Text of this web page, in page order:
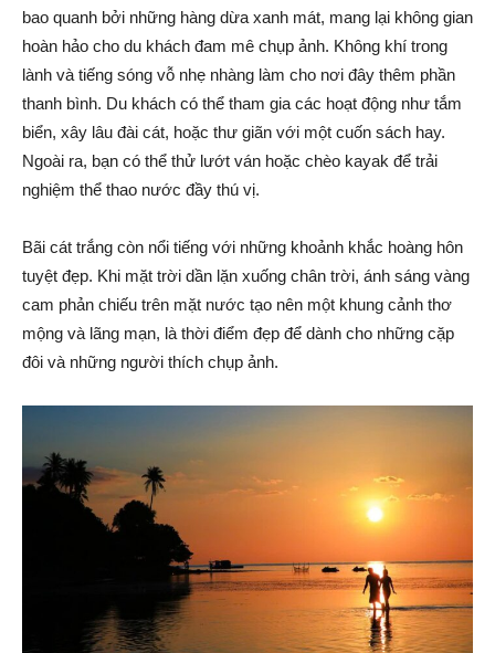
bao quanh bởi những hàng dừa xanh mát, mang lại không gian
hoàn hảo cho du khách đam mê chụp ảnh. Không khí trong
lành và tiếng sóng vỗ nhẹ nhàng làm cho nơi đây thêm phần
thanh bình. Du khách có thể tham gia các hoạt động như tắm
biển, xây lâu đài cát, hoặc thư giãn với một cuốn sách hay.
Ngoài ra, bạn có thể thử lướt ván hoặc chèo kayak để trải
nghiệm thể thao nước đầy thú vị.
Bãi cát trắng còn nổi tiếng với những khoảnh khắc hoàng hôn
tuyệt đẹp. Khi mặt trời dần lặn xuống chân trời, ánh sáng vàng
cam phản chiếu trên mặt nước tạo nên một khung cảnh thơ
mộng và lãng mạn, là thời điểm đẹp để dành cho những cặp
đôi và những người thích chụp ảnh.